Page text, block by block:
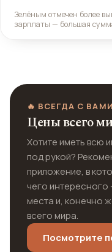
Зелёным отмечен более
зарплаты — большая
🔥 ВСЕГДА С ВАМИ
Цены всего
Хотите иметь всю
под рукой?
приложение, в
чего
места и, конечно
всего мира.
Посмотрите